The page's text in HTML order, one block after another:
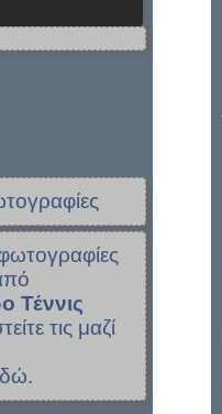
Τέννις
τις μαζί